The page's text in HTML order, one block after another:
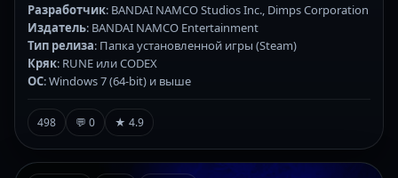
Разработчик: BANDAI NAMCO Studios Inc., Dimps Corporation
Издатель: BANDAI NAMCO Entertainment
Тип релиза: Папка установленной игры (Steam)
Кряк: RUNE или CODEX
ОС: Windows 7 (64-bit) и выше
498 💬 0 ★ 4.9